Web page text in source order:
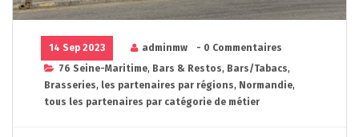
14 Sep 2023 adminmw
- 0 Commentaires
76 Seine-Maritime, Bars & Restos, Bars/Tabacs,
Brasseries, les partenaires par régions, Normandie,
tous les partenaires par catégorie de métier